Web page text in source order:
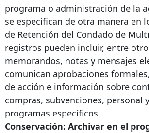
programa o administración de la
se especifican de otra manera en
de Retención del Condado de
registros pueden incluir, entre
memorandos, notas y mensajes
comunican aprobaciones
de acción e información sobre
compras, subvenciones, personal
programas específicos.
Conservación: Archivar en el